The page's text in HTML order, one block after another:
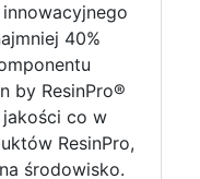
40%
by ResinPro®
co w
ResinPro,
środowisko.